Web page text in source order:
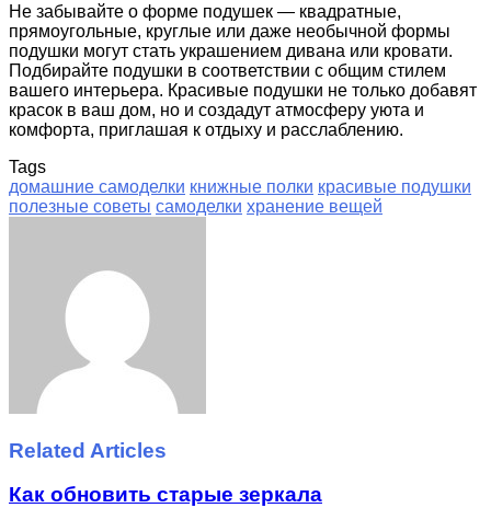
Не забывайте о форме подушек — квадратные,
прямоугольные, круглые или даже необычной формы
подушки могут стать украшением дивана или кровати.
Подбирайте подушки в соответствии с общим стилем
вашего интерьера. Красивые подушки не только добавят
красок в ваш дом, но и создадут атмосферу уюта и
комфорта, приглашая к отдыху и расслаблению.
Tags
домашние самоделки книжные полки красивые подушки
полезные советы самоделки хранение вещей
Related Articles
Как обновить старые зеркала